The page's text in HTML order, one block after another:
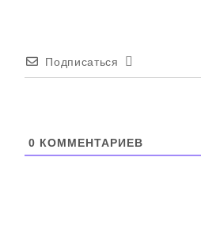
Подписаться
0 КОММЕНТАРИЕВ